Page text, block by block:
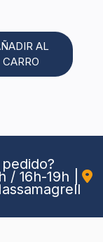
AL
CARRO
/ 16h-19h